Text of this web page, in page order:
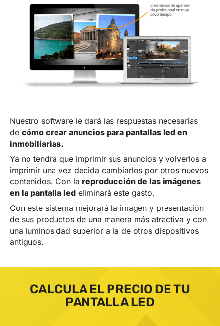
Nuestro software le dará las respuestas necesarias
decómo crear anuncios para pantallas led en
inmobiliarias.
Ya no tendrá que imprimir sus anuncios y volverlos a
imprimir una vez decida cambiarlos por otros nuevos
contenidos. Con la reproducción de las imágenes
en la pantalla led eliminará este gasto.
Con este sistema mejorará la imagen y presentación
de sus productos de una manera más atractiva y con
una luminosidad superior a la de otros dispositivos
antiguos.
CALCULA EL PRECIO DE TU
PANTALLA LED